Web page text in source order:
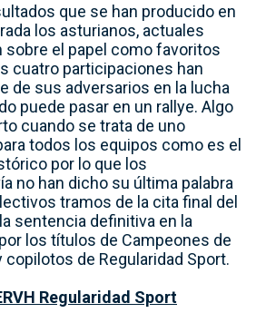
que se han producido en
los asturianos, actuales
sobre el papel como favoritos
cuatro participaciones han
de sus adversarios en la lucha
puede pasar en un rallye. Algo
cuando se trata de uno
todos los equipos como es el
por lo que los
no han dicho su última palabra
tramos de la cita final del
sentencia definitiva en la
los títulos de Campeones de
copilotos de Regularidad Sport.
Regularidad Sport